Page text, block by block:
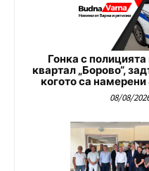
Гонка с
квартал „Борово“,
когото са
08/08/